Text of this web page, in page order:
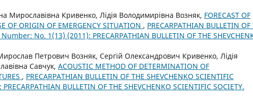
Мирославівна Кривенко, Лідія Володимирівна Возняк, FORECAST OF
OF ORIGIN OF EMERGENCY SITUATION , PRECARPATHIAN BULLETIN OF
Number: No. 1(13) (2011): PRECARPATHIAN BULLETIN OF THE
Петрович Возняк, Сергій Олександрович Кривенко, Лідія
Савчук, ACOUSTIC METHOD OF DETERMINATION OF
, PRECARPATHIAN BULLETIN OF THE SHEVCHENKO SCIENTIFIC
BULLETIN OF THE SHEVCHENKO SCIENTIFIC SOCIETY.